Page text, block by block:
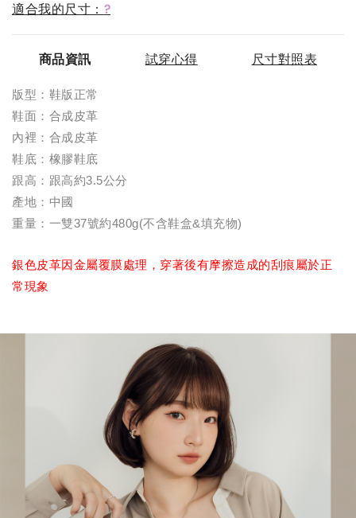
適合我的尺寸： ?
商品資訊 試穿心得 尺寸對照表
版型：鞋版正常
鞋面：合成皮革
內裡：合成皮革
鞋底：橡膠鞋底
跟高：跟高約3.5公分
產地：中國
重量：一雙37號約480g(不含鞋盒&填充物)
銀色皮革因金屬覆膜處理，穿著後有摩擦造成的刮痕屬於正
常現象